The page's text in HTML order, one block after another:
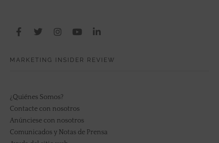
MARKETING INSIDER REVIEW
¿Quiénes Somos?
Contacte con nosotros
Anúnciese con nosotros
Comunicados y Notas de Prensa